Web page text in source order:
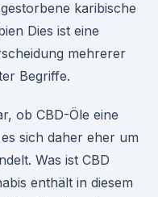
karibische
Dies ist eine
mehrerer
Begriffe.
ob CBD-Öle eine
sich daher eher um
Was ist CBD
enthält in diesem